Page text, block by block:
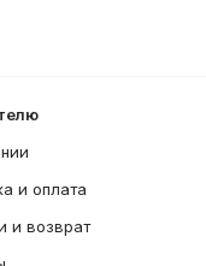
и оплата
и возврат
в WhatsApp